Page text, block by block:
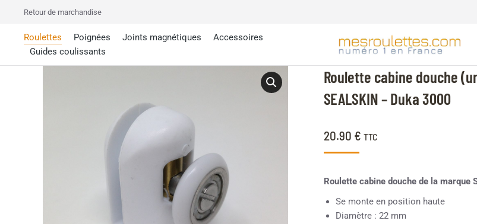
Retour de marchandise
Roulettes Poignées Joints magnétiques
Accessoires
Guides coulissants
Roulette cabine douche
SEALSKIN – Duka 3000
20.90 € TTC
Roulette cabine douche de la marque
Se monte en position haute
Diamètre : 22 mm